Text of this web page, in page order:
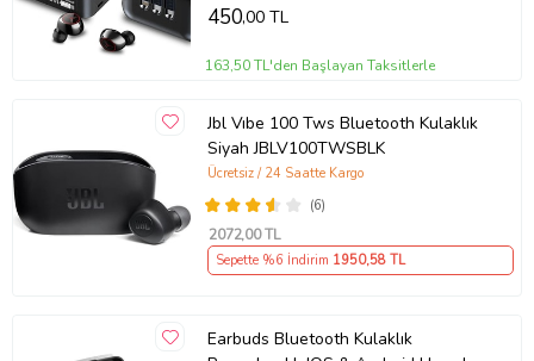
450,00 TL
163,50 TL'den Başlayan Taksitlerle
Jbl Vıbe 100 Tws Bluetooth Kulaklık
Siyah JBLV100TWSBLK
(6)
Ücretsiz / 24 Saatte Kargo
2072,00 TL
Sepette %6 İndirim 1950,58 TL
Earbuds Bluetooth Kulaklık